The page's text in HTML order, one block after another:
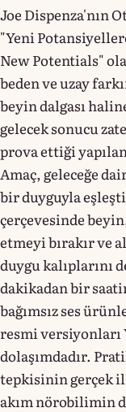
Joe Dispenza'nın
"Yeni
New Potentials"
beden ve uzay
beyin dalgası
gelecek sonucu
prova ettiği
Amaç, geleceğe
bir duyguyla
çerçevesinde
etmeyi bırakır ve
duygu kalıplarını
dakikadan bir
bağımsız ses
resmi versiyonları
dolaşımdadır.
tepkisinin gerçek
akım nörobilimin